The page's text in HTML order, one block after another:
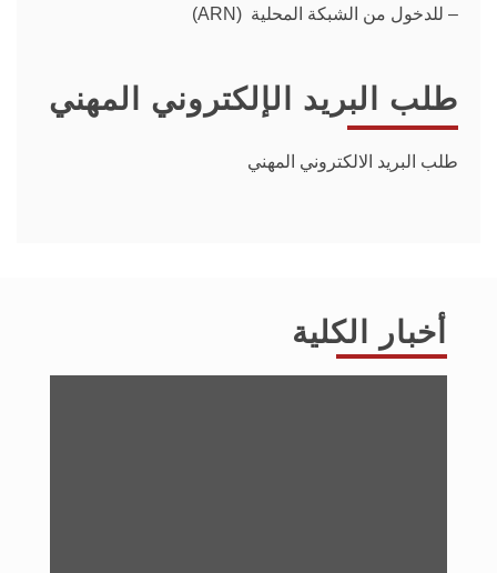
– للدخول من الشبكة المحلية (ARN)
طلب البريد الإلكتروني المهني
طلب البريد الالكتروني المهني
أخبار الكلية